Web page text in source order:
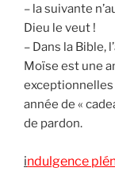
– la suivante
Dieu le veut !
– Dans la Bible,
Moïse est une
année de «
de pardon.
indulgence